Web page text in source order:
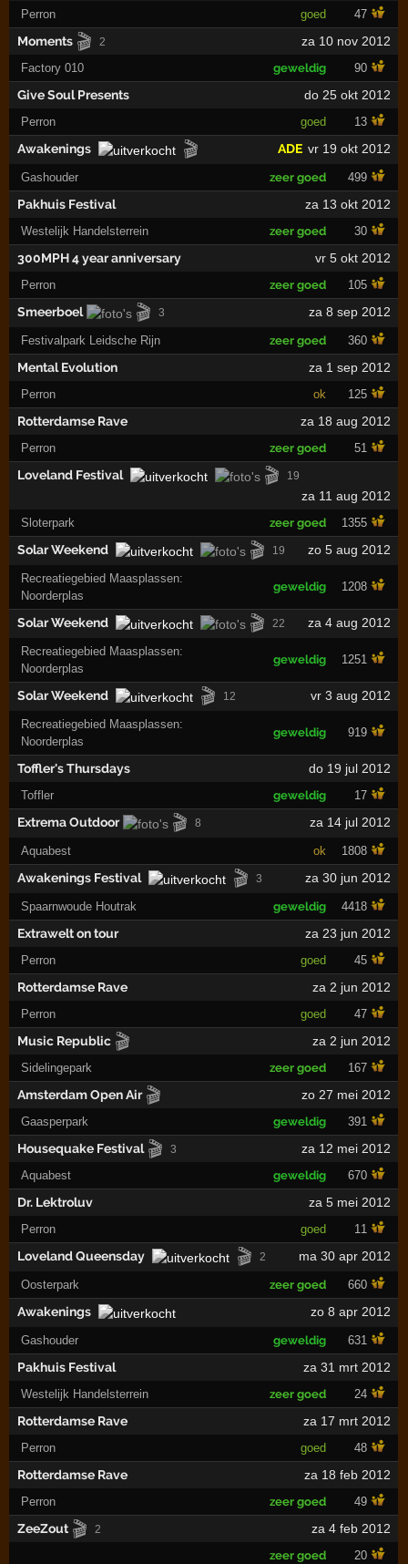
Perron goed 47
Moments 🎬 2 za 10 nov 2012
Factory 010 geweldig 90
Give Soul Presents do 25 okt 2012
Perron goed 13
Awakenings 🎬 vr 19 okt 2012
ADE
Gashouder zeer goed 499
Pakhuis Festival za 13 okt 2012
Westelijk Handelsterrein zeer goed 30
300MPH 4 year anniversary vr 5 okt 2012
Perron zeer goed 105
Smeerboel 🎬 3 za 8 sep 2012
Festivalpark Leidsche Rijn zeer goed 360
Mental Evolution za 1 sep 2012
Perron ok 125
Rotterdamse Rave za 18 aug 2012
Perron zeer goed 51
Loveland Festival 🎬 19
za 11 aug 2012
Sloterpark zeer goed 1355
Solar Weekend 🎬 19 zo 5 aug 2012
Recreatiegebied Maasplassen:
Noorderplas
geweldig 1208
Solar Weekend 🎬 22 za 4 aug 2012
Recreatiegebied Maasplassen:
Noorderplas
geweldig 1251
Solar Weekend 🎬 12 vr 3 aug 2012
Recreatiegebied Maasplassen:
Noorderplas
geweldig 919
Toffler's Thursdays do 19 jul 2012
Toffler geweldig 17
Extrema Outdoor 🎬 8 za 14 jul 2012
Aquabest ok 1808
Awakenings Festival 🎬 3 za 30 jun 2012
Spaarnwoude Houtrak geweldig 4418
Extrawelt on tour za 23 jun 2012
Perron goed 45
Rotterdamse Rave za 2 jun 2012
Perron goed 47
Music Republic 🎬 za 2 jun 2012
Sidelingepark zeer goed 167
Amsterdam Open Air 🎬 zo 27 mei 2012
Gaasperpark geweldig 391
Housequake Festival 🎬 3 za 12 mei 2012
Aquabest geweldig 670
Dr. Lektroluv za 5 mei 2012
Perron goed 11
Loveland Queensday 🎬 2 ma 30 apr 2012
Oosterpark zeer goed 660
Awakenings zo 8 apr 2012
Gashouder geweldig 631
Pakhuis Festival za 31 mrt 2012
Westelijk Handelsterrein zeer goed 24
Rotterdamse Rave za 17 mrt 2012
Perron goed 48
Rotterdamse Rave za 18 feb 2012
Perron zeer goed 49
ZeeZout 🎬 2 za 4 feb 2012
zeer goed 20